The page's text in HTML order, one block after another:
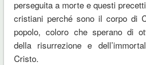
perseguita a morte e questi
cristiani perché sono il corpo di
popolo, coloro che sperano di
della risurrezione e
Cristo.